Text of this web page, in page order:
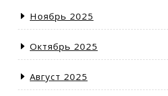
Ноябрь 2025
Октябрь 2025
Август 2025